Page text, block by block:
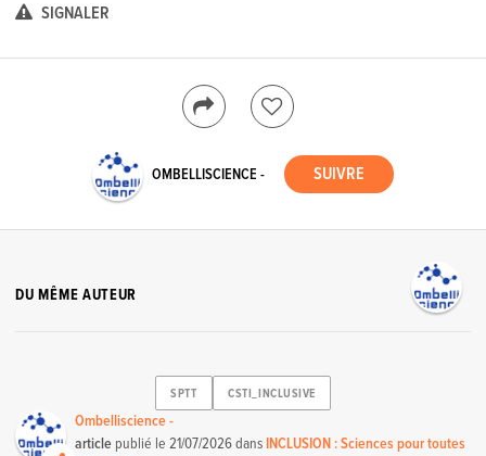
SIGNALER
OMBELLISCIENCE -
DU MÊME AUTEUR
SPTT CSTI_INCLUSIVE
Ombelliscience -
article publié le21/07/2026dans INCLUSION : Sciences pour toutes